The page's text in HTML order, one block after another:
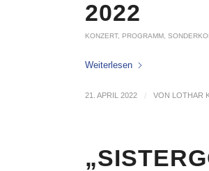
2022
KONZERT, PROGRAMM
Weiterlesen
21. APRIL 2022 / VON LOTHAR